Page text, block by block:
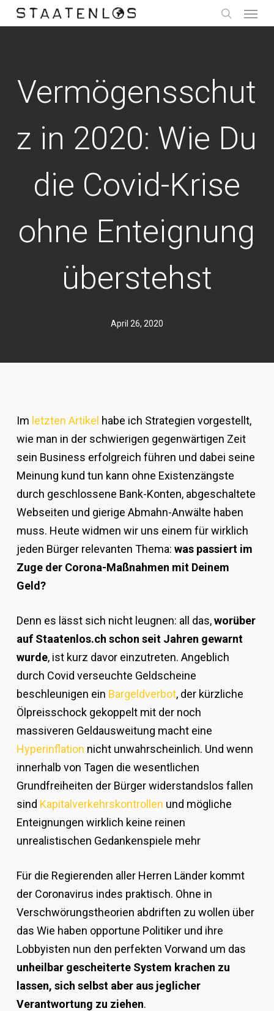
Skip
to
search
Vermögensschut
z in 2020: Wie Du
die Covid-Krise
ohne Enteignung
überstehst
April 26, 2020
Im letzten Artikel habe ich Strategien vorgestellt,
wie man in der schwierigen gegenwärtigen Zeit
sein Business erfolgreich führen und dabei seine
Meinung kund tun kann ohne Existenzängste
durch geschlossene Bank-Konten, abgeschaltete
Webseiten und gierige Abmahn-Anwälte haben
muss. Heute widmen wir uns einem für wirklich
jeden Bürger relevanten Thema: was passiert im
Zuge der Corona-Maßnahmen mit Deinem
Geld?
Denn es lässt sich nicht leugnen: all das,worüber
auf Staatenlos.ch schon seit Jahren gewarnt
wurde, ist kurz davor einzutreten. Angeblich
durch Covid verseuchte Geldscheine
beschleunigen ein Bargeldverbot, der kürzliche
Ölpreisschock gekoppelt mit der noch
massiveren Geldausweitung macht eine
Hyperinflation nicht unwahrscheinlich. Und wenn
innerhalb von Tagen die wesentlichen
Grundfreiheiten der Bürger widerstandslos fallen
sind Kapitalverkehrskontrollen und mögliche
Enteignungen wirklich keine reinen
unrealistischen Gedankenspiele mehr
Für die Regierenden aller Herren Länder kommt
der Coronavirus indes praktisch. Ohne in
Verschwörungstheorien abdriften zu wollen über
das Wie haben opportune Politiker und ihre
Lobbyisten nun den perfekten Vorwand um das
unheilbar gescheiterte System krachen zu
lassen, sich selbst aber aus jeglicher
Verantwortung zu ziehen.